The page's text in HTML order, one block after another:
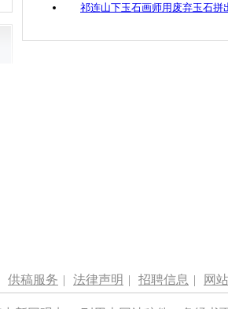
祁连山下玉石画师用废弃玉石拼
供稿服务 | 法律声明 | 招聘信息 | 网